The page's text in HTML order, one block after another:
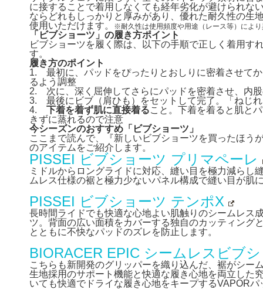
に接することで着用しなくても経年劣化が避けられな
ならどれもしっかりと厚みがあり、優れた耐久性の生
使用いただけます。
※耐久性は使用頻度や用途（レース等）によ
「ビブショーツ」の履き方ポイント
ビブショーツを履く際は、以下の手順で正しく着用す
す。
履き方のポイント
1. 最初に、パッドをぴったりとおしりに密着させて
るよう調整
2. 次に、深く屈伸してさらにパッドを密着させ、内
3. 最後にビブ（肩ひも）をセットして完了。「ねじ
4. 下着を着ず肌に直接着ること。下着を着ると肌と
きずに蒸れるので注意
今シーズンのおすすめ「ビブショーツ」
ここまで読んで、『新しいビブショーツを買ったほ
のアイテムをご紹介します。
PISSEI ビブショーツ プリマペーレ
ミドルからロングライドに対応、縫い目を極力減らし
ムレス仕様の裾と極力少ないパネル構成で縫い目が肌
PISSEI ビブショーツ テンポX
長時間ライドでも快適な心地よい肌触りのシームレス
ツ。背面の広い面積をカバーする独自のカッティング
とともに不快なパッドのズレを防止します。
BIORACER EPIC シームレスビブ
こちらも新開発のグリッパーを織り込んだ、裾がシー
生地採用のサポート機能と快適な履き心地を両立した
いても快適でドライな履き心地をキープするVAPOR